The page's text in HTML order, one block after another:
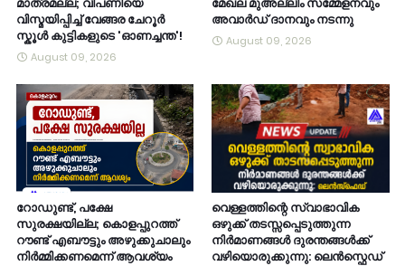
വിസ്മയിപ്പിച്ച് വേങ്ങര ചേറൂർ
സ്കൂൾ കുട്ടികളുടെ 'ഓണച്ചന്ത'!
August 09, 2026
അവാർഡ് ദാനവും നടന്നു
August 09, 2026
റോഡുണ്ട്, പക്ഷേ
സുരക്ഷയില്ല; കൊളപ്പുറത്ത്
റൗണ്ട് എബൗട്ടും അഴുക്കുചാലും
നിർമ്മിക്കണമെന്ന് ആവശ്യം
വെള്ളത്തിന്റെ സ്വാഭാവിക
ഒഴുക്ക് തടസ്സപ്പെടുത്തുന്ന
നിർമാണങ്ങൾ ദുരന്തങ്ങൾക്ക്
വഴിയൊരുക്കുന്നു: ലെൻസ്ഫെഡ്